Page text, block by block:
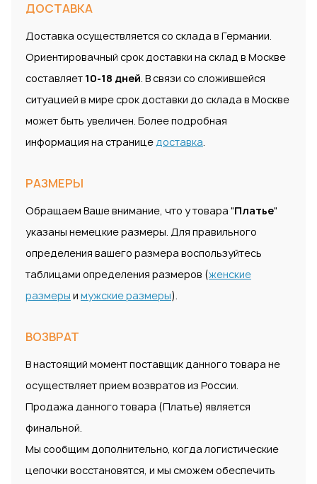
ДОСТАВКА
Доставка осуществляется со склада в Германии.
Ориентировачный срок доставки на склад в Москве
составляет 10-18 дней. В связи со сложившейся
ситуацией в мире срок доставки до склада в Москве
может быть увеличен. Более подробная
информация на страницедоставка.
РАЗМЕРЫ
Обращаем Ваше внимание, что у товара "Платье"
указаны немецкие размеры. Для правильного
определения вашего размера воспользуйтесь
таблицами определения размеров (женские
размеры и мужские размеры).
ВОЗВРАТ
В настоящий момент поставщик данного товара не
осуществляет прием возвратов из России.
Продажа данного товара (Платье) является
финальной.
Мы сообщим дополнительно, когда логистические
цепочки восстановятся, и мы сможем обеспечить